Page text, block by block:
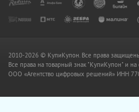
2010-2026 © КупиКупон. Все права
Все права на товарный знак "КупиКупон" и
OOO «Агентство цифровых решений» ИНН